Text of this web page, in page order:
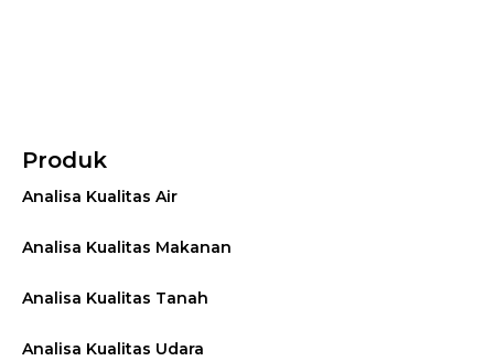
Produk
Analisa Kualitas Air
Analisa Kualitas Makanan
Analisa Kualitas Tanah
Analisa Kualitas Udara